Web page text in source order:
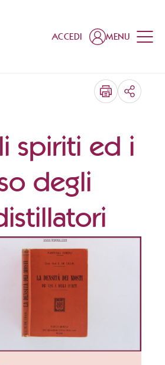
ACCEDI MENU
spiriti ed i
degli